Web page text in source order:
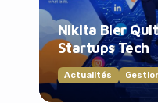
Nikita Bier
Startups Tech
Actualités